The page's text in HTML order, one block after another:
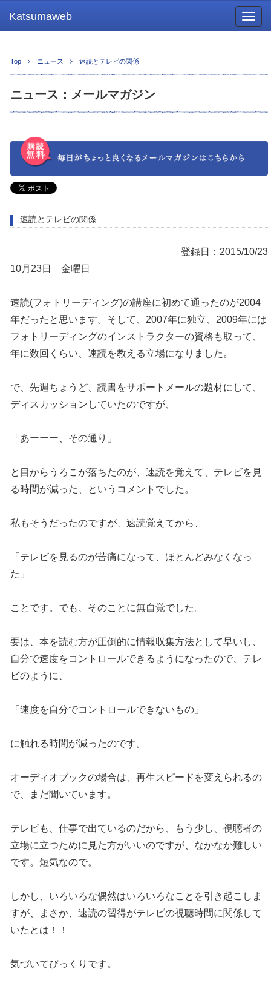
Katsumaweb
Top ニュース 速読とテレビの関係
ニュース：メールマガジン
速読とテレビの関係
登録日：2015/10/23
10月23日 金曜日
速読(フォトリーディング)の講座に初めて通ったのが2004
年だったと思います。そして、2007年に独立、2009年には
フォトリーディングのインストラクターの資格も取って、
年に数回くらい、速読を教える立場になりました。
で、先週ちょうど、読書をサポートメールの題材にして、
ディスカッションしていたのですが、
「あーーー、その通り」
と目からうろこが落ちたのが、速読を覚えて、テレビを見
る時間が減った、というコメントでした。
私もそうだったのですが、速読覚えてから、
「テレビを見るのが苦痛になって、ほとんどみなくなっ
た」
ことです。でも、そのことに無自覚でした。
要は、本を読む方が圧倒的に情報収集方法として早いし、
自分で速度をコントロールできるようになったので、テレ
ビのように、
「速度を自分でコントロールできないもの」
に触れる時間が減ったのです。
オーディオブックの場合は、再生スピードを変えられるの
で、まだ聞いています。
テレビも、仕事で出ているのだから、もう少し、視聴者の
立場に立つために見た方がいいのですが、なかなか難しい
です。短気なので。
しかし、いろいろな偶然はいろいろなことを引き起こしま
すが、まさか、速読の習得がテレビの視聴時間に関係して
いたとは！！
気づいてびっくりです。